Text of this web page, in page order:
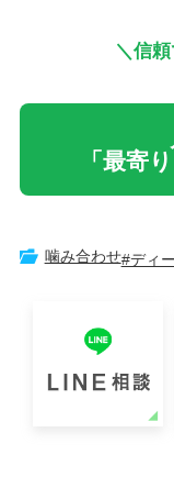
＼信
「最寄
噛み合わせ#ディ